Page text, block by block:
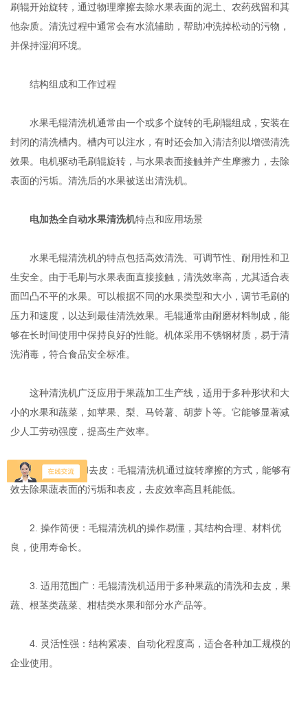
刷辊开始旋转，通过物理摩擦去除水果表面的泥土、农药残留和其
他杂质。清洗过程中通常会有水流辅助，帮助冲洗掉松动的污物，
并保持湿润环境‌。
结构组成和工作过程
水果毛辊清洗机通常由一个或多个旋转的毛刷辊组成，安装在
封闭的清洗槽内。槽内可以注水，有时还会加入清洁剂以增强清洗
效果。电机驱动毛刷辊旋转，与水果表面接触并产生摩擦力，去除
表面的污垢。清洗后的水果被送出清洗机‌。
电加热全自动水果清洗机‌特点和应用场景
水果毛辊清洗机的特点包括高效清洗、可调节性、耐用性和卫
生安全。由于毛刷与水果表面直接接触，清洗效率高，尤其适合表
面凹凸不平的水果。可以根据不同的水果类型和大小，调节毛刷的
压力和速度，以达到最佳清洗效果。毛辊通常由耐磨材料制成，能
够在长时间使用中保持良好的性能。机体采用不锈钢材质，易于清
洗消毒，符合食品安全标准‌。
这种清洗机广泛应用于果蔬加工生产线，适用于多种形状和大
小的水果和蔬菜，如苹果、梨、马铃薯、胡萝卜等。它能够显著减
少人工劳动强度，提高生产效率‌。
1. 高效清洗和去皮‌：毛辊清洗机通过旋转摩擦的方式，能够有
效去除果蔬表面的污垢和表皮，去皮效率高且耗能低‌。
2. ‌操作简便‌：毛辊清洗机的操作易懂，其结构合理、材料优
良，使用寿命长。
3. ‌适用范围广‌：毛辊清洗机适用于多种果蔬的清洗和去皮，果
蔬、根茎类蔬菜、柑桔类水果和部分水产品等‌。
4. ‌灵活性强‌：结构紧凑、自动化程度高，适合各种加工规模的
企业使用‌。